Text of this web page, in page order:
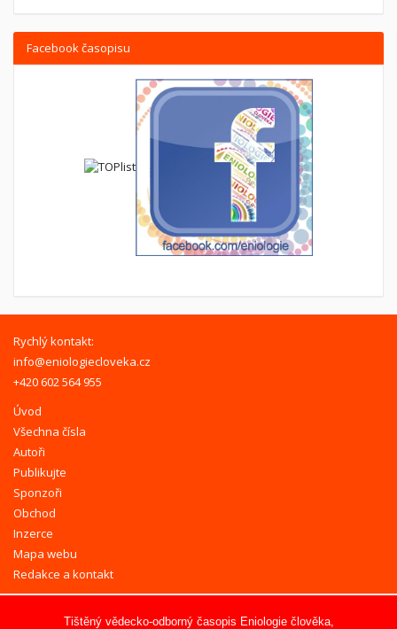
Facebook časopisu
Rychlý kontakt:
info@eniologiecloveka.cz
+420 602 564 955
Úvod
Všechna čísla
Autoři
Publikujte
Sponzoři
Obchod
Inzerce
Mapa webu
Redakce a kontakt
Tištěný vědecko-odborný časopis Eniologie člověka,